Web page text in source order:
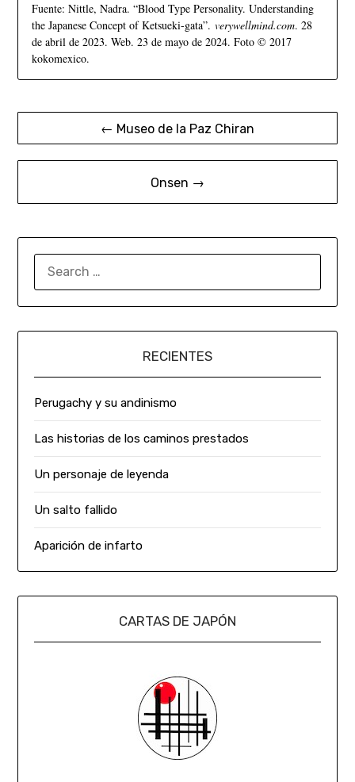
Fuente: Nittle, Nadra. “Blood Type Personality. Understanding
the Japanese Concept of Ketsueki-gata”. verywellmind.com. 28
de abril de 2023. Web. 23 de mayo de 2024. Foto © 2017
kokomexico.
← Museo de la Paz Chiran
Onsen →
RECIENTES
Perugachy y su andinismo
Las historias de los caminos prestados
Un personaje de leyenda
Un salto fallido
Aparición de infarto
CARTAS DE JAPÓN